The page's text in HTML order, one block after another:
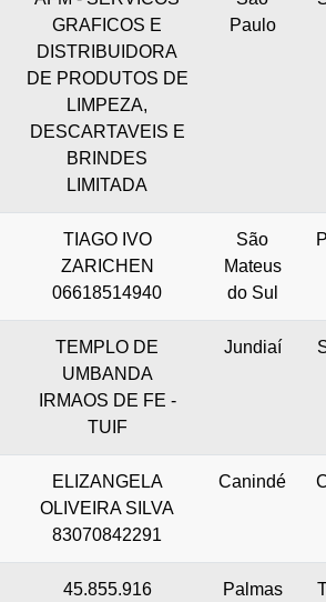
GRAFICOS E
DISTRIBUIDORA
DE PRODUTOS DE
LIMPEZA,
DESCARTAVEIS E
BRINDES
LIMITADA
Paulo
TIAGO IVO
ZARICHEN
06618514940
São
Mateus
do Sul
TEMPLO DE
UMBANDA
IRMAOS DE FE -
TUIF
Jundiaí
ELIZANGELA
OLIVEIRA SILVA
83070842291
Canindé
45.855.916 Palmas